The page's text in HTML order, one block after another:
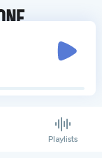
Playlists